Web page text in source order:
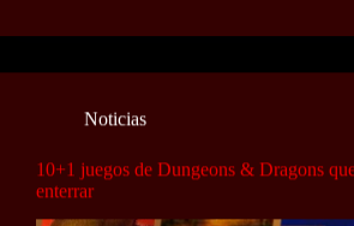
Noticias
10+1 juegos de Dungeons & Dragons
enterrar